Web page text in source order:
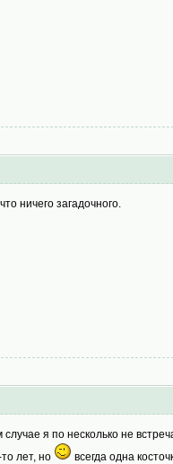
ничего загадочного.
я по несколько не
лет, но
всегда одна